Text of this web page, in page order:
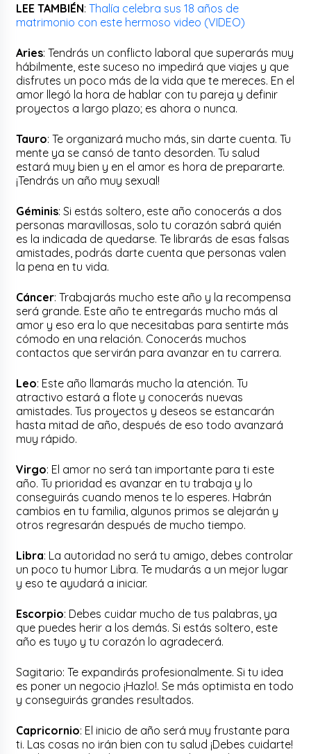
LEE TAMBIÉN:Thalía celebra sus 18 años de
matrimonio con este hermoso video (VIDEO)
Aries: Tendrás un conflicto laboral que superarás muy
hábilmente, este suceso no impedirá que viajes y que
disfrutes un poco más de la vida que te mereces. En el
amor llegó la hora de hablar con tu pareja y definir
proyectos a largo plazo; es ahora o nunca.
Tauro: Te organizará mucho más, sin darte cuenta. Tu
mente ya se cansó de tanto desorden. Tu salud
estará muy bien y en el amor es hora de prepararte.
¡Tendrás un año muy sexual!
Géminis: Si estás soltero, este año conocerás a dos
personas maravillosas, solo tu corazón sabrá quién
es la indicada de quedarse. Te librarás de esas falsas
amistades, podrás darte cuenta que personas valen
la pena en tu vida.
Cáncer: Trabajarás mucho este año y la recompensa
será grande. Este año te entregarás mucho más al
amor y eso era lo que necesitabas para sentirte más
cómodo en una relación. Conocerás muchos
contactos que servirán para avanzar en tu carrera.
Leo: Este año llamarás mucho la atención. Tu
atractivo estará a flote y conocerás nuevas
amistades. Tus proyectos y deseos se estancarán
hasta mitad de año, después de eso todo avanzará
muy rápido.
Virgo: El amor no será tan importante para ti este
año. Tu prioridad es avanzar en tu trabaja y lo
conseguirás cuando menos te lo esperes. Habrán
cambios en tu familia, algunos primos se alejarán y
otros regresarán después de mucho tiempo.
Libra: La autoridad no será tu amigo, debes controlar
un poco tu humor Libra. Te mudarás a un mejor lugar
y eso te ayudará a iniciar.
Escorpio: Debes cuidar mucho de tus palabras, ya
que puedes herir a los demás. Si estás soltero, este
año es tuyo y tu corazón lo agradecerá.
Sagitario: Te expandirás profesionalmente. Si tu idea
es poner un negocio ¡Hazlo!. Se más optimista en todo
y conseguirás grandes resultados.
Capricornio: El inicio de año será muy frustante para
ti. Las cosas no irán bien con tu salud ¡Debes cuidarte!